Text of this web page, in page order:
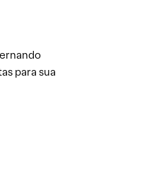
para sua